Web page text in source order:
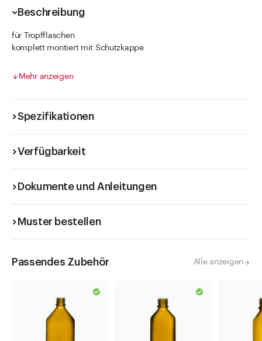
Beschreibung
für Tropfflaschen
komplett montiert mit Schutzkappe
Steigrohrlänge manuell anpassen
Mehr anzeigen
Spezifikationen
Verfügbarkeit
Dokumente und Anleitungen
Muster bestellen
Passendes Zubehör Alle anzeigen